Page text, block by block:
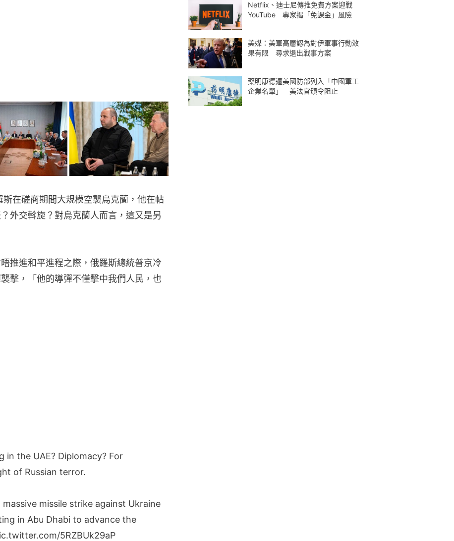
在磋商期間大規模空襲烏克蘭，他在帖
外交斡旋？對烏克蘭人而言，這又是另
推進和平進程之際，俄羅斯總統普京冷
擊，「他的導彈不僅擊中我們人民，也
in the UAE? Diplomacy? For
of Russian terror.
missile strike against Ukraine
in Abu Dhabi to advance the
5RZBUk29aP
Netflix、迪士尼傳推免費方案迎戰
YouTube 專家揭「免課金」風險
美媒：美軍高層認為對伊軍事行動效
果有限 尋求退出戰事方案
藥明康德遭美國防部列入「中國軍工
企業名單」 美法官頒令阻止